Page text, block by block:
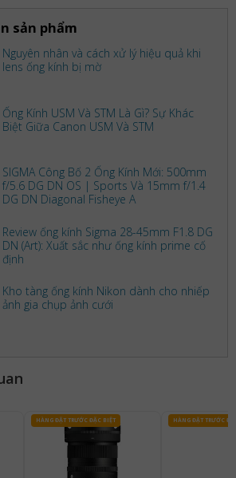
sản phẩm
Nguyên nhân và cách xử lý hiệu quả khi
lens ống kính bị mờ
Ống Kính USM Và STM Là Gì? Sự Khác
Biệt Giữa Canon USM Và STM
SIGMA Công Bố 2 Ống Kính Mới: 500mm
f/5.6 DG DN OS | Sports Và 15mm f/1.4
DG DN Diagonal Fisheye A
Review ống kính Sigma 28-45mm F1.8 DG
DN (Art): Xuất sắc như ống kính prime cố
định
Kho tàng ống kính Nikon dành cho nhiếp
ảnh gia chụp ảnh cưới
HÀNG ĐẶT TRƯỚC ĐẶC BIỆT HÀNG ĐẶT TRƯỚC